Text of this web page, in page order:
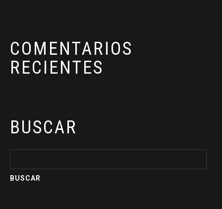
COMENTARIOS
RECIENTES
BUSCAR